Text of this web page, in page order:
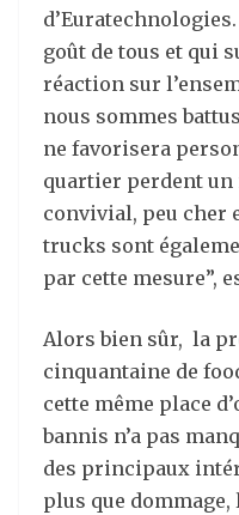
goût de tous et qui
réaction sur
nous sommes
ne favorisera
quartier perdent un
convivial, peu cher
trucks sont
par cette mesure”,
Alors bien sûr, la
cinquantaine de
cette même place
bannis n’a pas
des principaux
plus que